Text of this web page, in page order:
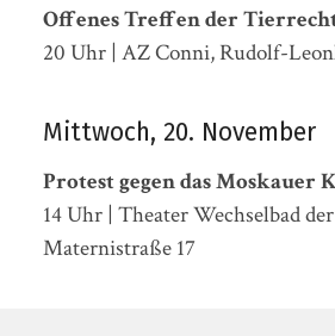
Offenes Treffen der
20 Uhr | AZ Conni, Rudolf-
Mittwoch, 20. November
Protest gegen das Moskauer
14 Uhr | Theater Wechselbad
Maternistraße 17